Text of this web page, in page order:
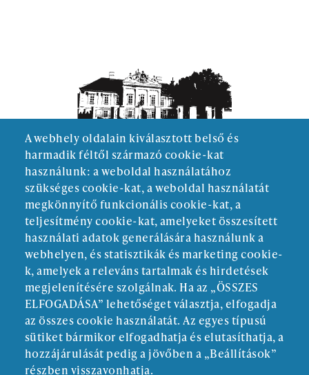
A webhely oldalain kiválasztott belső és
harmadik féltől származó cookie-kat
használunk: a weboldal használatához
szükséges cookie-kat, a weboldal használatát
megkönnyítő funkcionális cookie-kat, a
teljesítmény cookie-kat, amelyeket összesített
használati adatok generálására használunk a
webhelyen, és statisztikák és marketing cookie-
k, amelyek a releváns tartalmak és hirdetések
megjelenítésére szolgálnak. Ha az „ÖSSZES
ELFOGADÁSA” lehetőséget választja, elfogadja
az összes cookie használatát. Az egyes típusú
sütiket bármikor elfogadhatja és elutasíthatja, a
hozzájárulását pedig a jövőben a „Beállítások”
részben visszavonhatja.
ALAPÍTÓ: